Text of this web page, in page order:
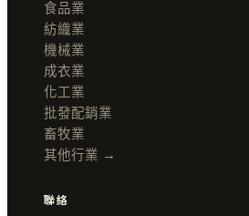
食品業
紡織業
機械業
成衣業
化工業
批發配銷業
畜牧業
其他行業 →
聯絡